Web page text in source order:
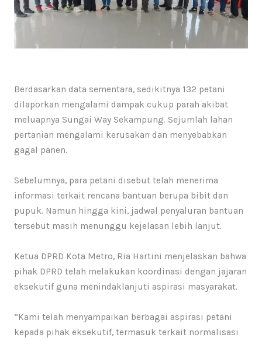
Berdasarkan data sementara, sedikitnya 132 petani
dilaporkan mengalami dampak cukup parah akibat
meluapnya Sungai Way Sekampung. Sejumlah lahan
pertanian mengalami kerusakan dan menyebabkan
gagal panen.
Sebelumnya, para petani disebut telah menerima
informasi terkait rencana bantuan berupa bibit dan
pupuk. Namun hingga kini, jadwal penyaluran bantuan
tersebut masih menunggu kejelasan lebih lanjut.
Ketua DPRD Kota Metro, Ria Hartini menjelaskan bahwa
pihak DPRD telah melakukan koordinasi dengan jajaran
eksekutif guna menindaklanjuti aspirasi masyarakat.
“Kami telah menyampaikan berbagai aspirasi petani
kepada pihak eksekutif, termasuk terkait normalisasi